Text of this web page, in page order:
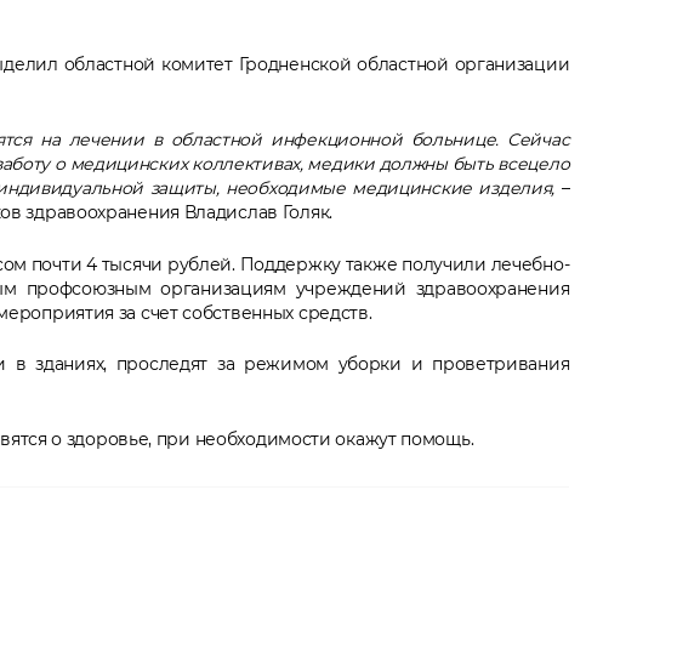
областной комитет Гродненской областной организации
на лечении в областной инфекционной больнице. Сейчас
о медицинских коллективах, медики должны быть всецело
защиты, необходимые медицинские изделия, –
здравоохранения Владислав Голяк.
почти 4 тысячи рублей. Поддержку также получили лечебно-
профсоюзным организациям учреждений здравоохранения
за счет собственных средств.
зданиях, проследят за режимом уборки и проветривания
о здоровье, при необходимости окажут помощь.